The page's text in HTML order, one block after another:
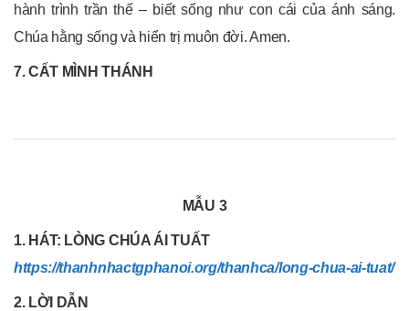
hành trình trần thế – biết sống như con cái của ánh sáng.
Chúa hằng sống và hiển trị muôn đời. Amen.
7. CẤT MÌNH THÁNH
MẪU 3
1. HÁT: LÒNG CHÚA ÁI TUẤT
https://thanhnhactgphanoi.org/thanhca/long-chua-ai-tuat/
2. LỜI DẪN